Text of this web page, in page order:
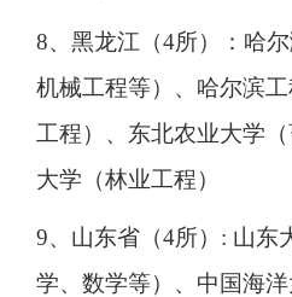
8、黑龙江（4所）：哈
机械工程等）、哈尔滨
工程）、东北农业大学
大学（林业工程）
9、山东省（4所）: 山东
学、数学等）、中国海